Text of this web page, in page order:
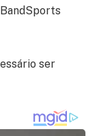
ser